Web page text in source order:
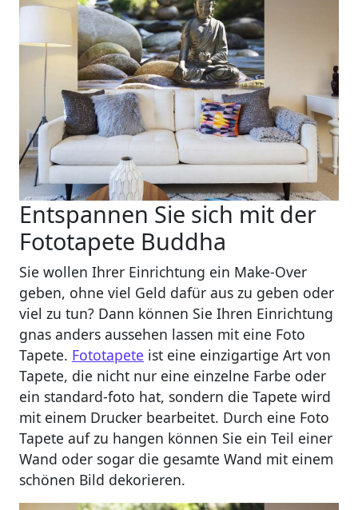
Entspannen Sie sich mit der
Fototapete Buddha
Sie wollen Ihrer Einrichtung ein Make-Over
geben, ohne viel Geld dafür aus zu geben oder
viel zu tun? Dann können Sie Ihren Einrichtung
gnas anders aussehen lassen mit eine Foto
Tapete. Fototapete ist eine einzigartige Art von
Tapete, die nicht nur eine einzelne Farbe oder
ein standard-foto hat, sondern die Tapete wird
mit einem Drucker bearbeitet. Durch eine Foto
Tapete auf zu hangen können Sie ein Teil einer
Wand oder sogar die gesamte Wand mit einem
schönen Bild dekorieren.